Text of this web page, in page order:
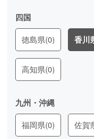
四国
徳島県(0) 香川
高知県(0)
九州・沖縄
福岡県(0) 佐賀